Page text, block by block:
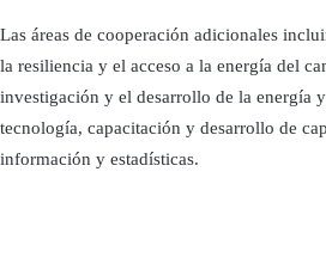
Las áreas de cooperación adicionales
la resiliencia y el acceso a la energía del
investigación y el desarrollo de la energía
tecnología, capacitación y desarrollo de
información y estadísticas.